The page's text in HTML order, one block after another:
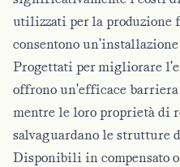
utilizzati per la produzione
consentono
Progettati per migliorare
offrono un'efficace
mentre le loro proprietà di
salvaguardano le strutture
Disponibili in compensato